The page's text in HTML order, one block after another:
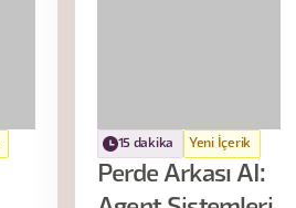
15 dakika Yeni İçerik
Perde Arkası AI: